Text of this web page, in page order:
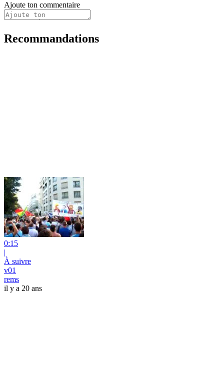
Ajoute ton commentaire
Recommandations
0:15
|
À suivre
v01
rems
il y a 20 ans